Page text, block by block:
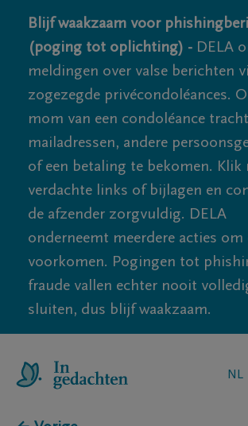
Blijf waakzaam voor
(poging tot oplichting) - DELA
meldingen over valse berichten
zogezegde privécondoléances.
mom van een condoléance
mailadressen, andere
of een betaling te bekomen. Klik
verdachte links of bijlagen en
de afzender zorgvuldig. DELA
onderneemt meerdere acties
voorkomen. Pogingen tot
fraude vallen echter nooit
sluiten, dus blijf waakzaam.
NL